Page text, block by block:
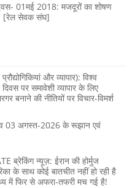
01मई 2018: मजदूरों का शोषण
- [रेल सेवक संघ]
और व्यापार): विश्व
दिवस पर समावेशी व्यापार के लिए
बनाने की नीतियों पर विचार-विमर्श
03 अगस्त-2026 के रूझान एवं
ब्रेकिंग न्यूज़: ईरान की होर्मुज
के साथ कोई बातचीत नहीं हो रही है
में फिर से अफरा-तफरी मच गई है!